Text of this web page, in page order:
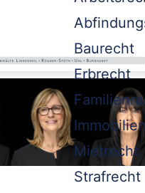
Baurecht
Erbrecht
Mietrecht
Strafrecht